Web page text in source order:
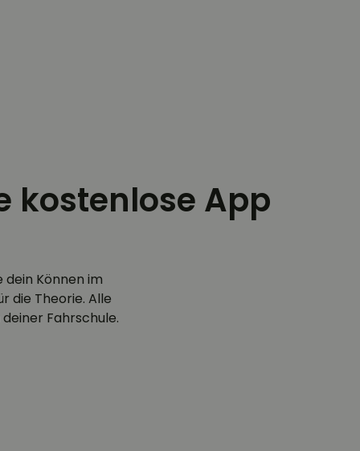
kostenlose App
Können im
die Theorie. Alle
Fahrschule.